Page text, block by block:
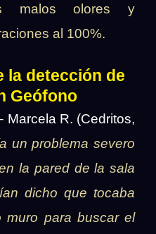
malos olores y
al 100%.
la detección de
Geófono
Marcela R. (Cedritos,
un problema severo
la pared de la sala
dicho que tocaba
muro para buscar el